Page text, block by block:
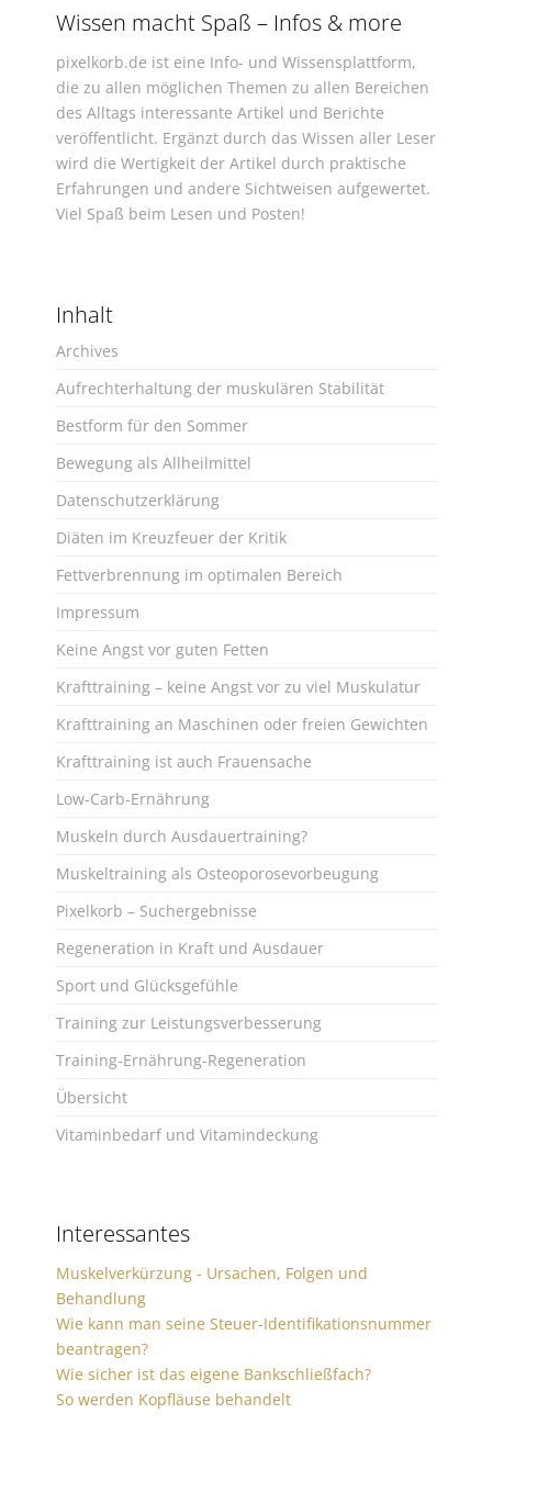
Wissen macht Spaß – Infos & more
pixelkorb.de ist eine Info- und Wissensplattform,
die zu allen möglichen Themen zu allen Bereichen
des Alltags interessante Artikel und Berichte
veröffentlicht. Ergänzt durch das Wissen aller Leser
wird die Wertigkeit der Artikel durch praktische
Erfahrungen und andere Sichtweisen aufgewertet.
Viel Spaß beim Lesen und Posten!
Inhalt
Archives
Aufrechterhaltung der muskulären Stabilität
Bestform für den Sommer
Bewegung als Allheilmittel
Datenschutzerklärung
Diäten im Kreuzfeuer der Kritik
Fettverbrennung im optimalen Bereich
Impressum
Keine Angst vor guten Fetten
Krafttraining – keine Angst vor zu viel Muskulatur
Krafttraining an Maschinen oder freien Gewichten
Krafttraining ist auch Frauensache
Low-Carb-Ernährung
Muskeln durch Ausdauertraining?
Muskeltraining als Osteoporosevorbeugung
Pixelkorb – Suchergebnisse
Regeneration in Kraft und Ausdauer
Sport und Glücksgefühle
Training zur Leistungsverbesserung
Training-Ernährung-Regeneration
Übersicht
Vitaminbedarf und Vitamindeckung
Interessantes
Muskelverkürzung - Ursachen, Folgen und
Behandlung
Wie kann man seine Steuer-Identifikationsnummer
beantragen?
Wie sicher ist das eigene Bankschließfach?
So werden Kopfläuse behandelt